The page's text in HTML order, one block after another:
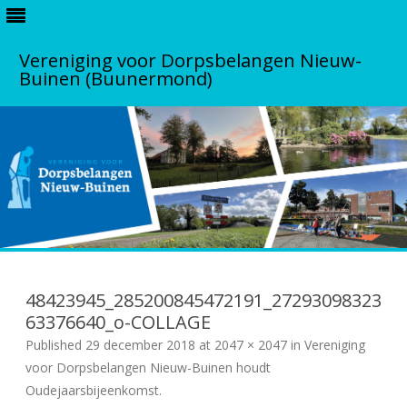
Vereniging voor Dorpsbelangen Nieuw-
Buinen (Buunermond)
p
t
o
c
o
n
48423945_285200845472191_27293098323
63376640_o-COLLAGE
Published 29 december 2018 at 2047 × 2047 in Vereniging
voor Dorpsbelangen Nieuw-Buinen houdt
Oudejaarsbijeenkomst.